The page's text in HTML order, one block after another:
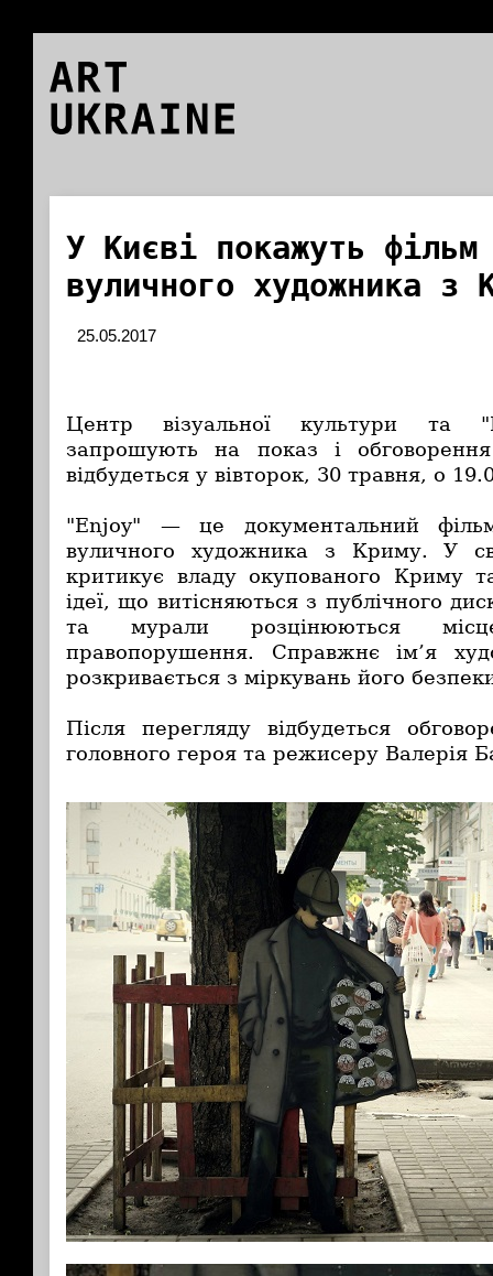
ART
UKRAINE
У Києві покажуть фільм
вуличного художника з
25.05.2017
Центр візуальної культури та
запрошують на показ і
відбудеться у вівторок, 30 травня, о
"Enjoy" — це документальний
вуличного художника з Криму. У
критикує владу окупованого Криму
ідеї, що витісняються з публічного
та мурали розцінюються
правопорушення. Справжнє ім’я
розкривається з міркувань його
Після перегляду відбудеться
головного героя та режисеру Валерія